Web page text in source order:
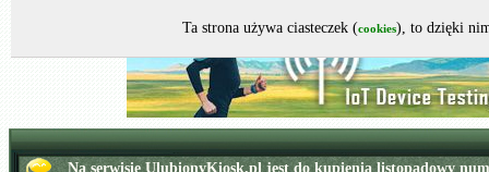
Ta strona używa ciasteczek (cookies), to dzięki